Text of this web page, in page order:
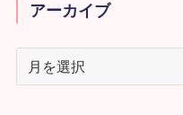
アーカイブ